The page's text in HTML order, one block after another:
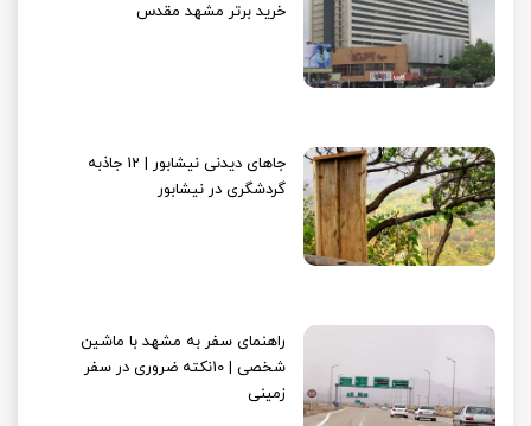
خرید برتر مشهد مقدس
جاهای دیدنی نیشابور | 12 جاذبه
گردشگری در نیشابور
راهنمای سفر به مشهد با ماشین
شخصی | 10نکته ضروری در سفر
زمینی